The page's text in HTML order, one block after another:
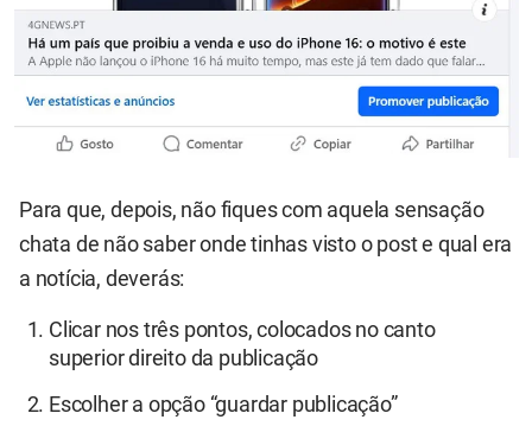
Para que, depois, não fiques com aquela sensação
chata de não saber onde tinhas visto o post e qual era
a notícia, deverás:
Clicar nos três pontos, colocados no canto
superior direito da publicação
Escolher a opção “guardar publicação”